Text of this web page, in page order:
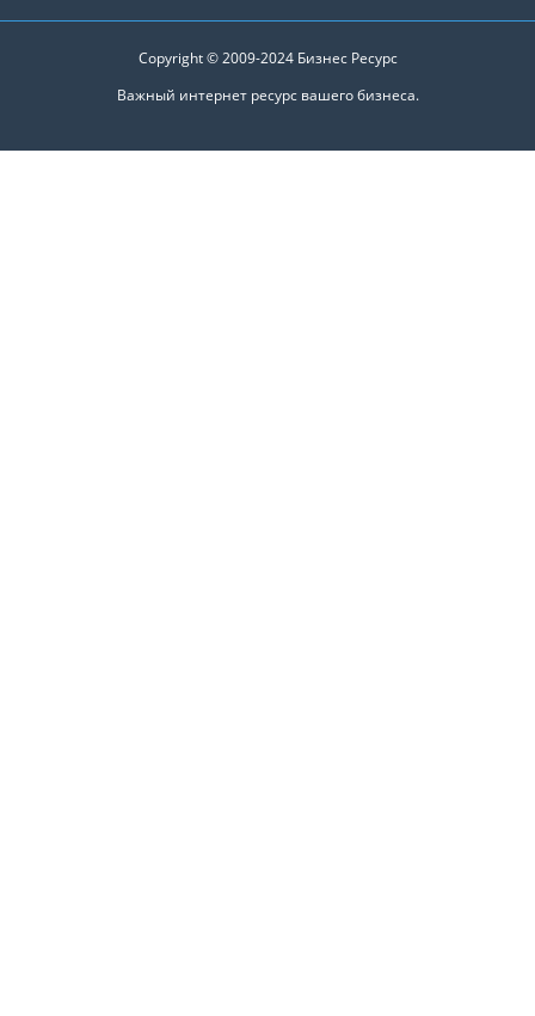
Copyright © 2009-2024 Бизнес Ресурс
Важный интернет ресурс вашего бизнеса.